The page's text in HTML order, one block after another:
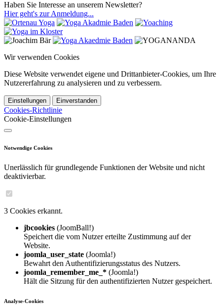
Haben Sie Interesse an unserem Newsletter?
Hier geht's zur Anmeldung...
Wir verwenden Cookies
Diese Website verwendet eigene und Drittanbieter-Cookies, um Ihre
Nutzererfahrung zu analysieren und zu verbessern.
Einstellungen Einverstanden
Cookies-Richtlinie
Cookie-Einstellungen
Notwendige Cookies
Unerlässlich für grundlegende Funktionen der Website und nicht
deaktivierbar.
3 Cookies erkannt.
jbcookies (JoomBall!)
Speichert die vom Nutzer erteilte Zustimmung auf der
Website.
joomla_user_state (Joomla!)
Bewahrt den Authentifizierungsstatus des Nutzers.
joomla_remember_me_* (Joomla!)
Hält die Sitzung für den authentifizierten Nutzer gespeichert.
Analyse-Cookies